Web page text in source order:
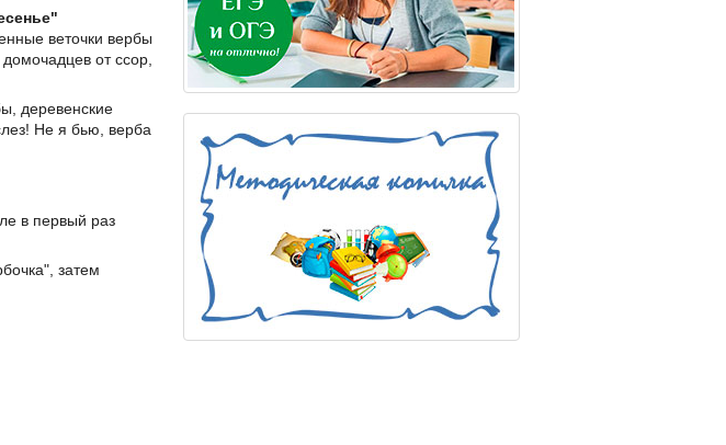
веточки вербы
от ссор,
деревенские
Не я бью, верба
в первый раз
затем